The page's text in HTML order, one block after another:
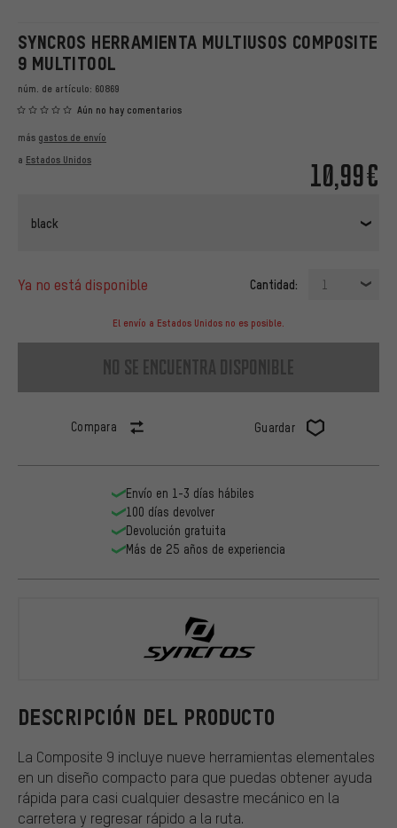
SYNCROS HERRAMIENTA MULTIUSOS COMPOSITE
9 MULTITOOL
núm. de artículo: 60869
Aún no hay comentarios
10,99€
más gastos de envío
a Estados Unidos
black
ya no está disponible Cantidad: 1
El envío a Estados Unidos no es posible.
no se encuentra disponible
Compara Guardar
DESCRIPCIÓN DEL PRODUCTO
La Composite 9 incluye nueve herramientas elementales
en un diseño compacto para que puedas obtener ayuda
rápida para casi cualquier desastre mecánico en la
carretera y regresar rápido a la ruta.
Envío en 1-3 días hábiles
100 días devolver
Devolución gratuita
Más de 25 años de experiencia